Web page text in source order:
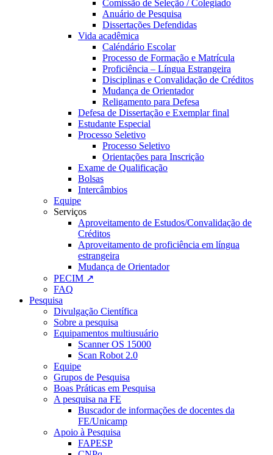
Comissão de Seleção / Colegiado
Anuário de Pesquisa
Dissertações Defendidas
Vida acadêmica
Caléndário Escolar
Processo de Formação e Matrícula
Proficiência – Língua Estrangeira
Disciplinas e Convalidação de Créditos
Mudança de Orientador
Religamento para Defesa
Defesa de Dissertação e Exemplar final
Estudante Especial
Processo Seletivo
Processo Seletivo
Orientações para Inscrição
Exame de Qualificação
Bolsas
Intercâmbios
Equipe
Serviços
Aproveitamento de Estudos/Convalidação de
Créditos
Aproveitamento de proficiência em língua
estrangeira
Mudança de Orientador
PECIM ↗
FAQ
Pesquisa
Divulgação Científica
Sobre a pesquisa
Equipamentos multiusuário
Scanner OS 15000
Scan Robot 2.0
Equipe
Grupos de Pesquisa
Boas Práticas em Pesquisa
A pesquisa na FE
Buscador de informações de docentes da
FE/Unicamp
Apoio à Pesquisa
FAPESP